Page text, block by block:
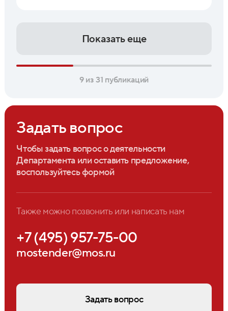
Показать еще
9 из 31 публикаций
Задать вопрос
Чтобы задать вопрос о деятельности
Департамента или оставить предложение,
воспользуйтесь формой
Также можно позвонить или написать нам
+7 (495) 957-75-00
mostender@mos.ru
Задать вопрос